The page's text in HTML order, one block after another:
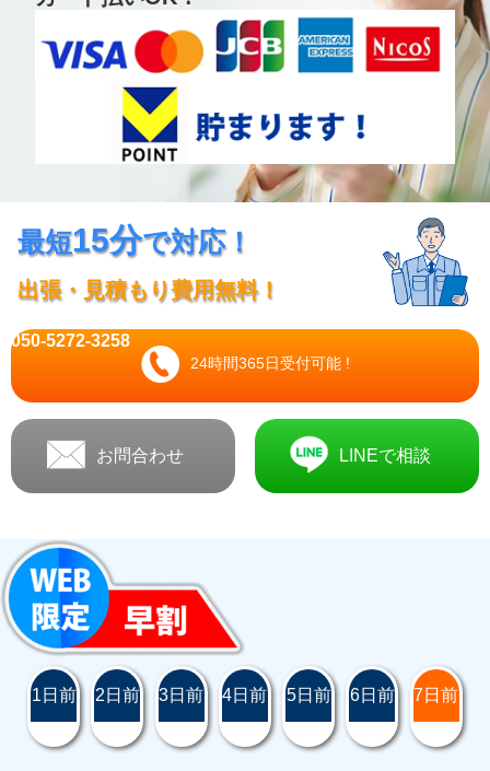
最短15分で対応！
出張・見積もり費用無料！
24時間365日受付可能 !
050-5272-3258
お問合わせ LINEで相談
1日前 2日前 3日前 4日前 5日前 6日前 7日前